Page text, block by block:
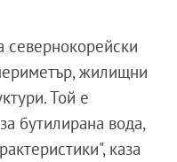
севернокорейски
жилищни
Той е
бутилирана вода,
каза